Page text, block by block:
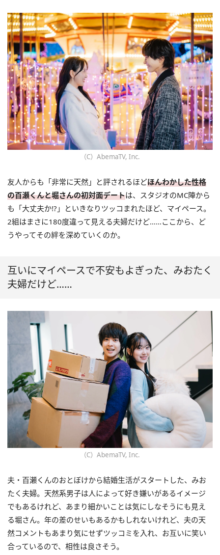
（C）AbemaTV, Inc.
友人からも「非常に天然」と評されるほどほんわかした性格
の百瀬くんと堀さんの初対面デートは、スタジオのMC陣から
も「大丈夫か!?」といきなりツッコまれたほど、マイペース。
2組はまさに180度違って見える夫婦だけど……ここから、ど
うやってその絆を深めていくのか。
互いにマイペースで不安もよぎった、みおたく
夫婦だけど……
（C）AbemaTV, Inc.
夫・百瀬くんのおとぼけから結婚生活がスタートした、みお
たく夫婦。天然系男子は人によって好き嫌いがあるイメージ
でもあるけれど、あまり細かいことは気にしなそうにも見え
る堀さん。年の差のせいもあるかもしれないけれど、夫の天
然コメントもあまり気にせずツッコミを入れ、お互いに笑い
合っているので、相性は良さそう。